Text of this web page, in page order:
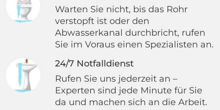
Warten Sie nicht, bis das Rohr
verstopft ist oder den
Abwasserkanal durchbricht, rufen
Sie im Voraus einen Spezialisten an.
24/7 Notfalldienst
Rufen Sie uns jederzeit an –
Experten sind jede Minute für Sie
da und machen sich an die Arbeit.